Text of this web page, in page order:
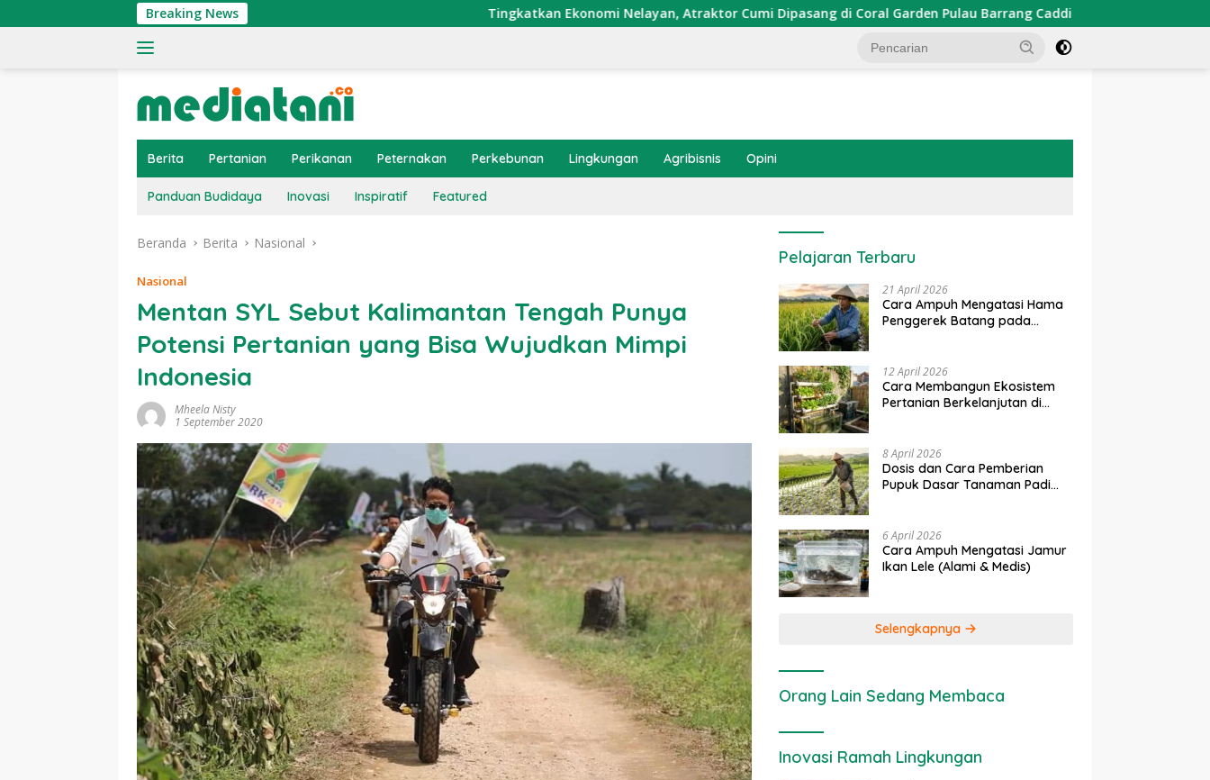
ke
Breaking News Tingkatkan Ekonomi Nelayan, Atraktor Cumi Dipasang di Coral Garden Pulau Barrang Caddi PDKT Danau Tempe :
Berita Pertanian Perikanan Peternakan Perkebunan Lingkungan Agribisnis Opini
Panduan Budidaya Inovasi Inspiratif Featured
Beranda Berita Nasional
Nasional
Mentan SYL Sebut Kalimantan Tengah Punya
Potensi Pertanian yang Bisa Wujudkan Mimpi
Indonesia
Mheela Nisty
1 September 2020
Pelajaran Terbaru
21 April 2026
Cara Ampuh Mengatasi Hama
Penggerek Batang pada
12 April 2026
Cara Membangun Ekosistem
Pertanian Berkelanjutan di
8 April 2026
Dosis dan Cara Pemberian
Pupuk Dasar Tanaman Padi
6 April 2026
Cara Ampuh Mengatasi Jamur
Ikan Lele (Alami & Medis)
Selengkapnya
Orang Lain Sedang Membaca
Inovasi Ramah Lingkungan